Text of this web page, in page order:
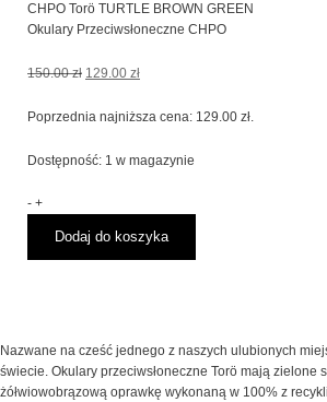
CHPO Torö TURTLE BROWN GREEN
Okulary Przeciwsłoneczne CHPO
150.00zł Pierwotna
wynosiła:
129.00 złAktualna
wynosi:
Poprzednia najniższa cena: 129.00 zł.
Dostępność: 1 w magazynie
-
ilość
Przeciwsłoneczne
Torö
TURTLE
+
Dodaj do koszyka
Nazwane na cześć jednego z naszych ulubionych
świecie. Okulary przeciwsłoneczne Torö mają zielone
żółwiowobrązową oprawkę wykonaną w 100% z